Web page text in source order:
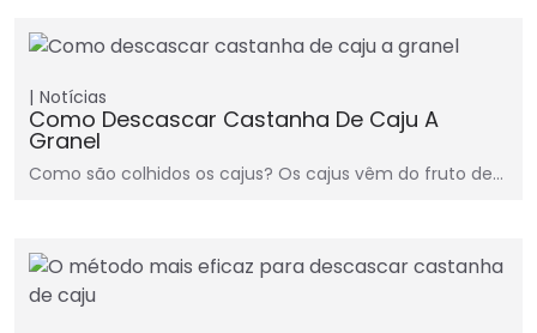
Notícias
Como Descascar Castanha De Caju A
Granel
Como são colhidos os cajus? Os cajus vêm do fruto de…